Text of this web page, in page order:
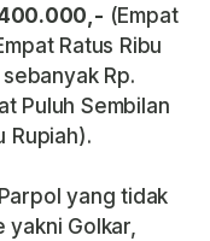
(Empat
Ratus Ribu
sebanyak Rp.
Puluh Sembilan
Rupiah).
yang tidak
yakni Golkar,